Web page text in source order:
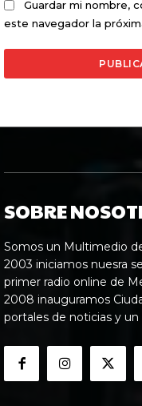
Guardar mi nombre,
este navegador la
SOBRE
Somos un Multimedio
2003 iniciamos nuesra
primer radio online de
2008 inauguramos
portales de noticias y un